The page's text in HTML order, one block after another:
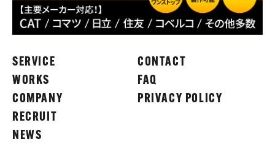
SERVICE
WORKS
COMPANY
RECRUIT
NEWS
CONTACT
FAQ
PRIVACY POLICY